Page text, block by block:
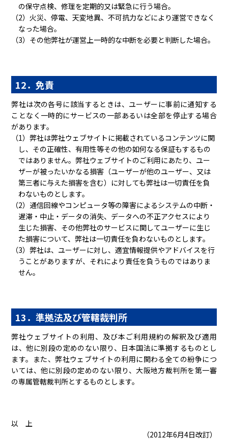
の保守点検、修理を定期的又は緊急に行う場合。
（2）火災、停電、天変地異、不可抗力などにより運営できなく
なった場合。
（3）その他弊社が運営上一時的な中断を必要と判断した場合。
12．免責
弊社は次の各号に該当するときは、ユーザーに事前に通知する
ことなく一時的にサービスの一部あるいは全部を停止する場合
があります。
（1）弊社は弊社ウェブサイトに掲載されているコンテンツに関
し、その正確性、有用性等その他の如何なる保証もするもの
ではありません。弊社ウェブサイトのご利用にあたり、ユー
ザーが被ったいかなる損害（ユーザーが他のユーザー、又は
第三者に与えた損害を含む）に対しても弊社は一切責任を負
わないものとします。
（2）通信回線やコンピュータ等の障害によるシステムの中断・
遅滞・中止・データの消失、データへの不正アクセスにより
生じた損害、その他弊社のサービスに関してユーザーに生じ
た損害について、弊社は一切責任を負わないものとします。
（3）弊社は、ユーザーに対し、適宜情報提供やアドバイスを行
うことがありますが、それにより責任を負うものではありま
せん。
13．準拠法及び管轄裁判所
弊社ウェブサイトの利用、及び本ご利用規約の解釈及び適用
は、他に別段の定めのない限り、日本国法に準拠するものとし
ます。また、弊社ウェブサイトの利用に関わる全ての紛争につ
いては、他に別段の定めのない限り、大阪地方裁判所を第一審
の専属管轄裁判所とするものとします。
以 上
（2012年6月4日改訂）